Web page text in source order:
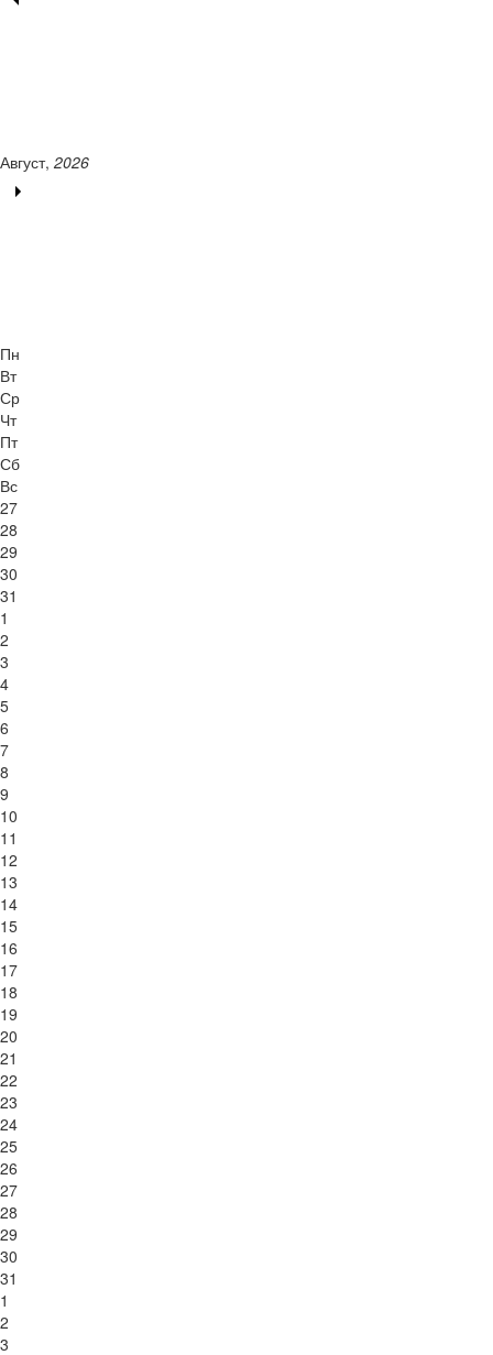
Август, 2026
Пн
Вт
Ср
Чт
Пт
Сб
Вс
27
28
29
30
31
1
2
3
4
5
6
7
8
9
10
11
12
13
14
15
16
17
18
19
20
21
22
23
24
25
26
27
28
29
30
31
1
2
3